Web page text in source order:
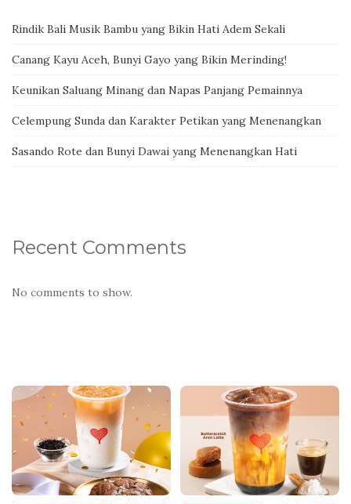
Rindik Bali Musik Bambu yang Bikin Hati Adem Sekali
Canang Kayu Aceh, Bunyi Gayo yang Bikin Merinding!
Keunikan Saluang Minang dan Napas Panjang Pemainnya
Celempung Sunda dan Karakter Petikan yang Menenangkan
Sasando Rote dan Bunyi Dawai yang Menenangkan Hati
Recent Comments
No comments to show.